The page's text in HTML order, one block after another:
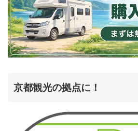
京都観光の拠点に！